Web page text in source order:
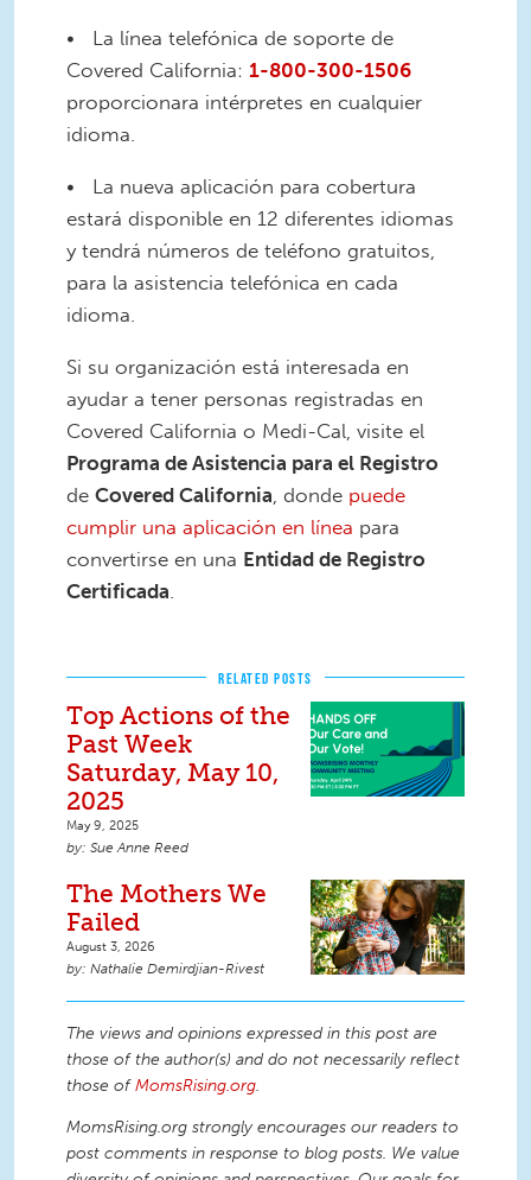
• La línea telefónica de soporte de
Covered California: 1-800-300-1506
proporcionara intérpretes en cualquier
idioma.
• La nueva aplicación para cobertura
estará disponible en 12 diferentes idiomas
y tendrá números de teléfono gratuitos,
para la asistencia telefónica en cada
idioma.
Si su organización está interesada en
ayudar a tener personas registradas en
Covered California o Medi-Cal, visite el
Programa de Asistencia para el Registro
de Covered California , donde puede
cumplir una aplicación en línea para
convertirse en una Entidad de Registro
Certificada
RELATED POSTS
Top Actions of the
Past Week
Saturday, May 10,
2025
May 9, 2025
Sue Anne Reed
The Mothers We
Failed
August 3, 2026
Nathalie Demirdjian-Rivest
The views and opinions expressed in this post are
those of the author(s) and do not necessarily reflect
those ofMomsRising.org.
MomsRising.org strongly encourages our readers to
post comments in response to blog posts. We value